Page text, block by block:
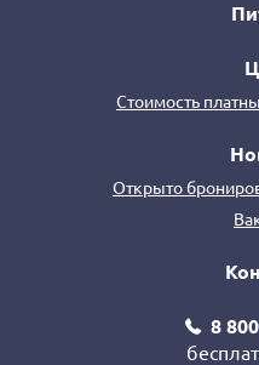
Стоимость
Открыто
8